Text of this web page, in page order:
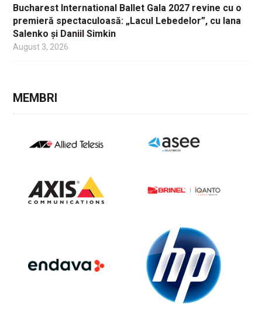
Bucharest International Ballet Gala 2027 revine cu o
premieră spectaculoasă: „Lacul Lebedelor”, cu Iana
Salenko și Daniil Simkin
August 3, 2026
MEMBRI